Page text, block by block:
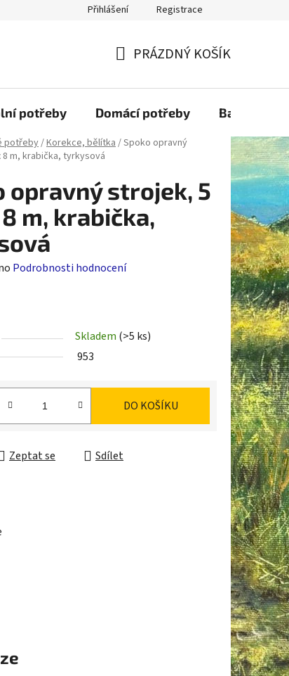
Přihlášení Registrace
KOŠÍK
PRÁZDNÝ KOŠÍK
potřeby Domácí potřeby Balící
potřeby/Korekce, bělítka/Spoko opravný
m, krabička, tyrkysová
opravný strojek, 5
m, krabička,
Podrobnosti hodnocení
Skladem (>5 ks)
953
DO KOŠÍKU
Zeptat se Sdílet